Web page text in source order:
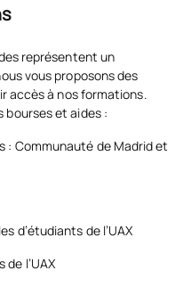
représentent un
vous proposons des
accès à nos formations.
bourses et aides :
: Communauté de Madrid et
d’étudiants de l’UAX
l’UAX